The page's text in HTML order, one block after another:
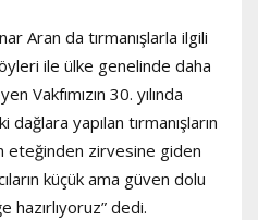
Aran da tırmanışlarla ilgili
ile ülke genelinde daha
Vakfımızın 30. yılında
yapılan tırmanışların
eteğinden zirvesine giden
küçük ama güven dolu
hazırlıyoruz” dedi.